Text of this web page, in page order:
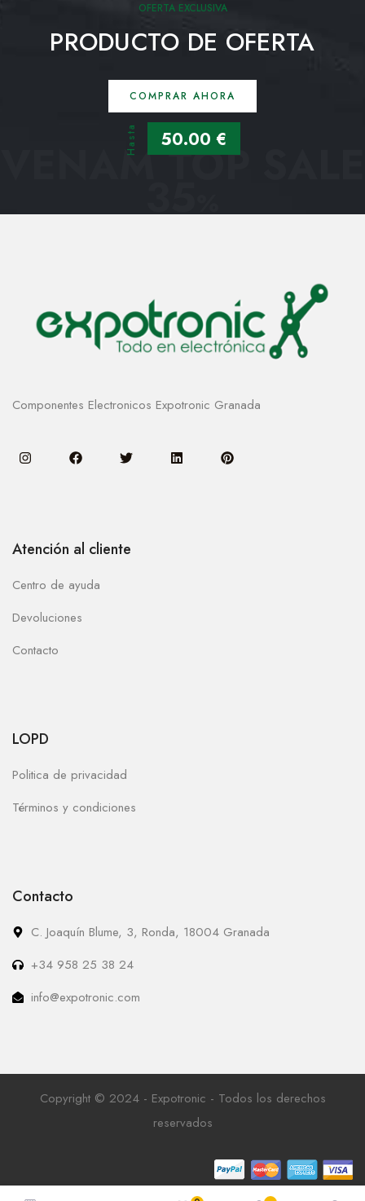
OFERTA EXCLUSIVA
PRODUCTO DE OFERTA
COMPRAR AHORA
Hasta 50.00 €
VENAM TOP SALE
35
Componentes Electronicos Expotronic Granada
Atención al cliente
Centro de ayuda
Devoluciones
Contacto
LOPD
Politica de privacidad
Términos y condiciones
Contacto
C. Joaquín Blume, 3, Ronda, 18004 Granada
+34 958 25 38 24
info@expotronic.com
Copyright © 2024 - Expotronic - Todos los derechos
reservados